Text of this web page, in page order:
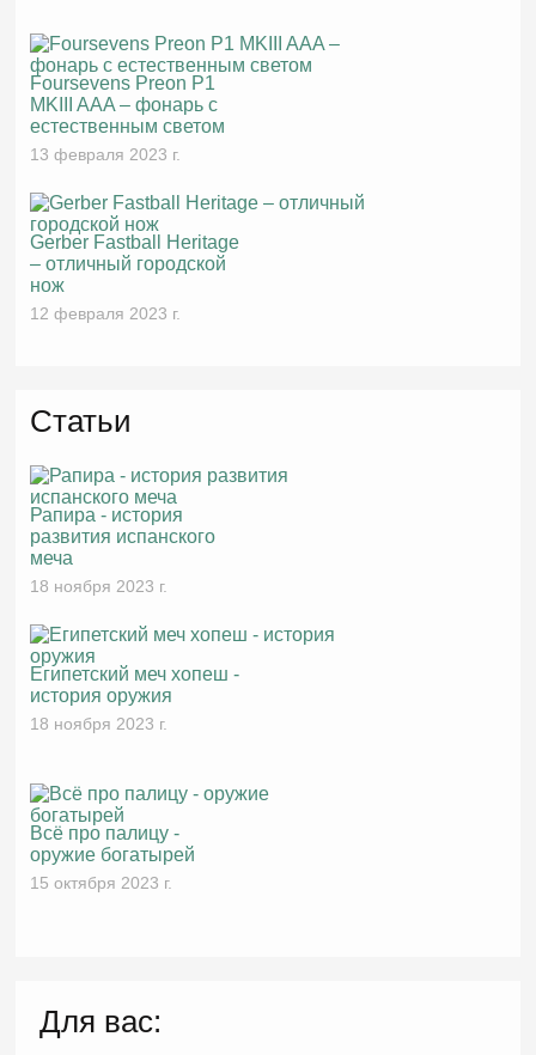
Foursevens Preon P1
MKIII AAA – фонарь с
естественным светом
13 февраля 2023 г.
Gerber Fastball Heritage
– отличный городской
нож
12 февраля 2023 г.
Статьи
Рапира - история
развития испанского
меча
18 ноября 2023 г.
Египетский меч хопеш -
история оружия
18 ноября 2023 г.
Всё про палицу -
оружие богатырей
15 октября 2023 г.
Для вас: